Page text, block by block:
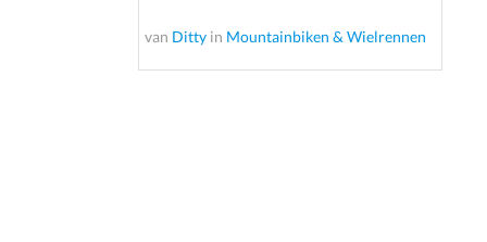
van Ditty in Mountainbiken & Wielrennen